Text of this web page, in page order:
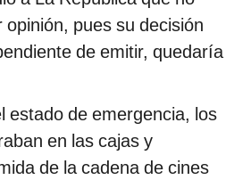
pues su decisión
de emitir, quedaría
estado de emergencia, los
en las cajas y
de la cadena de cines